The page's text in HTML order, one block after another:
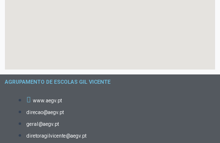
AGRUPAMENTO DE ESCOLAS GIL VICENTE
www.aegv.pt
direcao@aegv.pt
geral@aegv.pt
diretoragilvicente@aegv.pt